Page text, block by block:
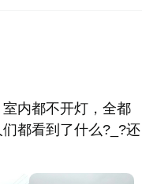
内都不开灯，全都
都看到了什么?_?还